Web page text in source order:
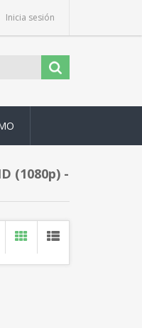
Inicia sesión
(1080p) -